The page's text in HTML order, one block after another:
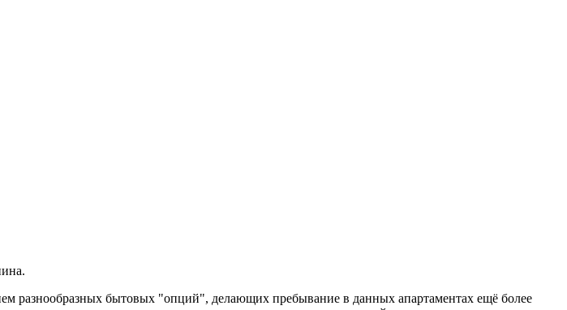
разнообразных бытовых "опций", делающих пребывание в данных апартаментах ещё более